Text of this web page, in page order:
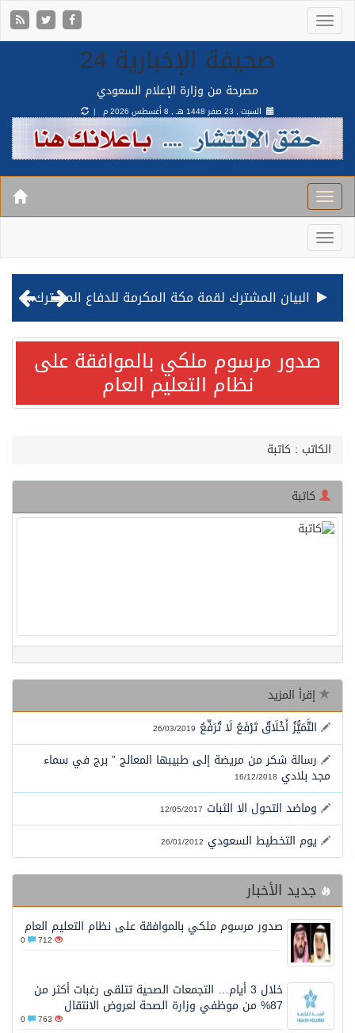
صحيفة الإخبارية 24
مصرحة من وزارة الإعلام السعودي
السبت , 23 صفر 1448 هـ , 8 أغسطس 2026 م |
البيان المشترك لقمة مكة المكرمة للدفاع المشترك بين المملكة وتركيا وباكستان
قيادة القوات المشتركة للتحالف: نفذنا عملية رد عسكري متناسبة لأهداف عسكرية مشروعة تابعة للمليشيا الحوثية الإرهابية في محافظة الحديدة
مصدر مسؤول بالهيئة العامة للنقل: سلامة جميع أفراد طاقم سفينة (ENCELIA) وتم اتخاذ الإجراءات اللازمة لتأمينها
سمو ولي العهد يتلقى اتصالًا هاتفيًا من رئيس الوزراء الباكستاني
الهيئة العامة للأمن الغذائي تكثف جهودها للحد من الفقد والهدر الغذائي خلال موسم حج 1447هـ
محافظ عفيف يؤدي صلاة عيد الأضحى
صدور مرسوم ملكي بالموافقة على
نظام التعليم العام
الكاتب : كاتبة
كاتبة
إقرأ المزيد
التَّمَيُّزُ أَخْلَاقٌ تَرْفَعُ لَا تُرَفِّعُ 26/03/2019
رسالة شكر من مريضة إلى طبيبها المعالج ” برج في سماء
مجد بلادي 16/12/2018
وماضد التحول الا الثبات 12/05/2017
يوم التخطيط السعودي 26/01/2012
جديد الأخبار
صدور مرسوم ملكي بالموافقة على نظام التعليم العام
712
خلال 3 أيام… التجمعات الصحية تتلقى رغبات أكثر من
87% من موظفي وزارة الصحة لعروض الانتقال
763